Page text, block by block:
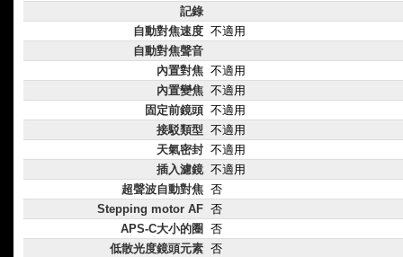
記錄
自動對焦速度 不適用
自動對焦聲音
內置對焦 不適用
內置變焦 不適用
固定前鏡頭 不適用
接駁類型 不適用
天氣密封 不適用
插入濾鏡 不適用
超聲波自動對焦 否
Stepping motor AF 否
APS-C大小的圈
否
低散光度鏡頭元素 否